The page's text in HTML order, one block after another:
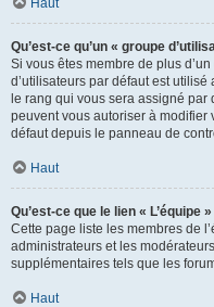
Haut
Qu’est-ce qu’un « groupe
Si vous êtes membre de plus
d’utilisateurs par défaut est
le rang qui vous sera assigné
peuvent vous autoriser à modifier
défaut depuis le panneau de
Haut
Qu’est-ce que le lien « L’équipe
Cette page liste les membres de
administrateurs et les
supplémentaires tels que les
Haut